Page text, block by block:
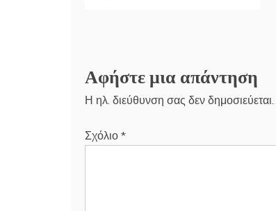
Αφήστε μια απάντηση
Η ηλ. διεύθυνση σας δεν δημοσιεύεται.
Σχόλιο *